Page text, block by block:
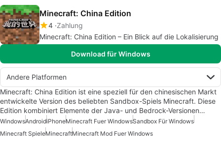
Minecraft: China Edition
4 Zahlung
Minecraft: China Edition – Ein Blick auf die Lokalisierung
Download für Windows
Andere Platformen
Minecraft: China Edition ist eine speziell für den chinesischen Markt
entwickelte Version des beliebten Sandbox-Spiels Minecraft. Diese
Edition kombiniert Elemente der Java- und Bedrock-Versionen…
WindowsAndroidiPhoneMinecraft Fuer WindowsSandbox Für Windows
Minecraft SpieleMinecraftMinecraft Mod Fuer Windows